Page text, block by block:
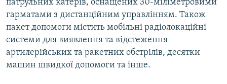
патрульних катерів, оснащених 30-міліметровими
гарматами з дистанційним управлінням. Також
пакет допомоги містить мобільні радіолокаційні
системи для виявлення та відстеження
артилерійських та ракетних обстрілів, десятки
машин швидкої допомоги та інше.